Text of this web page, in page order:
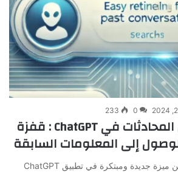
0
233
ميزة البحث داخل المحادثات في ChatGPT : قفزة
إلى المعلومات السابقة
أعلنت شركة OpenAI عن ميزة جديدة ومبتكرة في تطبيق ChatGPT